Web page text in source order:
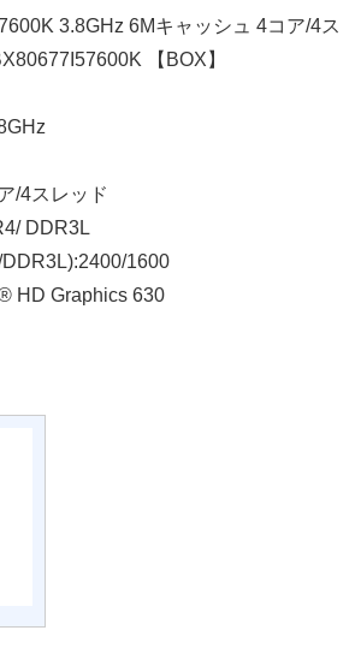
3.8GHz 6Mキャッシュ 4コア/4ス
【BOX】
/4スレッド
DDR3L
1600
HD Graphics 630